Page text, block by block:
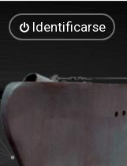
Identificarse